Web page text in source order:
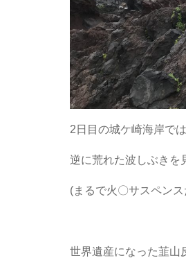
2日目の城ケ崎海岸で
逆に荒れた波しぶきを
(まるで火〇サスペン
世界遺産になった韮山